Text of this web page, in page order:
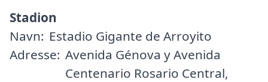
Stadion
Navn: Estadio Gigante de Arroyito
Adresse: Avenida Génova y Avenida
Centenario Rosario Central,